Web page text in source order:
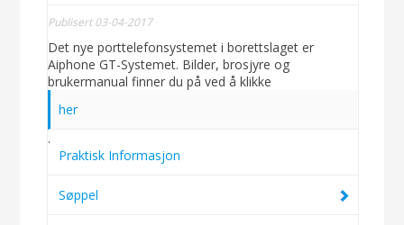
Publisert 03-04-2017
Det nye porttelefonsystemet i borettslaget er
Aiphone GT-Systemet. Bilder, brosjyre og
brukermanual finner du på ved å klikke
her
.
Praktisk Informasjon
Søppel